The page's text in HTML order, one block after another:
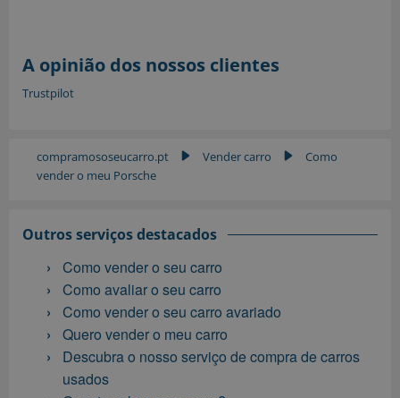
A opinião dos nossos clientes
Trustpilot
compramososeucarro.pt Vender carro
Como
vender o meu Porsche
Outros serviços destacados
Como vender o seu carro
Como avaliar o seu carro
Como vender o seu carro avariado
Quero vender o meu carro
Descubra o nosso serviço de compra de carros
usados